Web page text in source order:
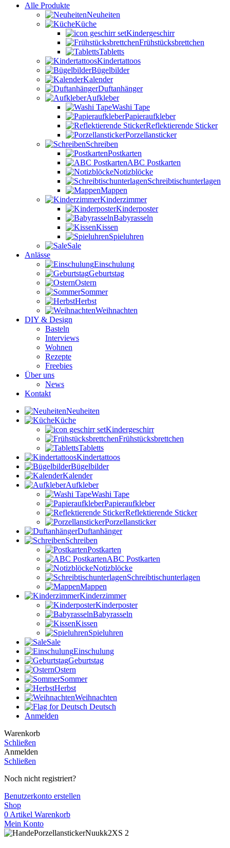
Alle Produkte
Neuheiten
Küche
Kindergeschirr
Frühstücksbrettchen
Tabletts
Kindertattoos
Bügelbilder
Kalender
Duftanhänger
Aufkleber
Washi Tape
Papieraufkleber
Reflektierende Sticker
Porzellansticker
Schreiben
Postkarten
ABC Postkarten
Notizblöcke
Schreibtischunterlagen
Mappen
Kinderzimmer
Kinderposter
Babyrasseln
Kissen
Spieluhren
Sale
Anlässe
Einschulung
Geburtstag
Ostern
Sommer
Herbst
Weihnachten
DIY & Design
Basteln
Interviews
Wohnen
Rezepte
Freebies
Über uns
News
Kontakt
Neuheiten
Küche
Kindergeschirr
Frühstücksbrettchen
Tabletts
Kindertattoos
Bügelbilder
Kalender
Aufkleber
Washi Tape
Papieraufkleber
Reflektierende Sticker
Porzellansticker
Duftanhänger
Schreiben
Postkarten
ABC Postkarten
Notizblöcke
Schreibtischunterlagen
Mappen
Kinderzimmer
Kinderposter
Babyrasseln
Kissen
Spieluhren
Sale
Einschulung
Geburtstag
Ostern
Sommer
Herbst
Weihnachten
Deutsch
Anmelden
Warenkorb
Schließen
Anmelden
Schließen
Noch nicht registriert?
Benutzerkonto erstellen
Shop
0 Artikel Warenkorb
Mein Konto